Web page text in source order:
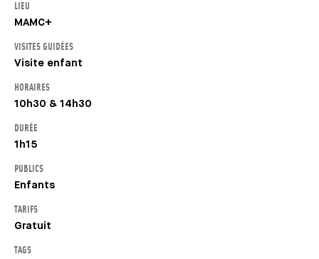
LIEU
MAMC+
VISITES GUIDÉES
Visite enfant
HORAIRES
10h30 & 14h30
DURÉE
1h15
PUBLICS
Enfants
TARIFS
Gratuit
TAGS